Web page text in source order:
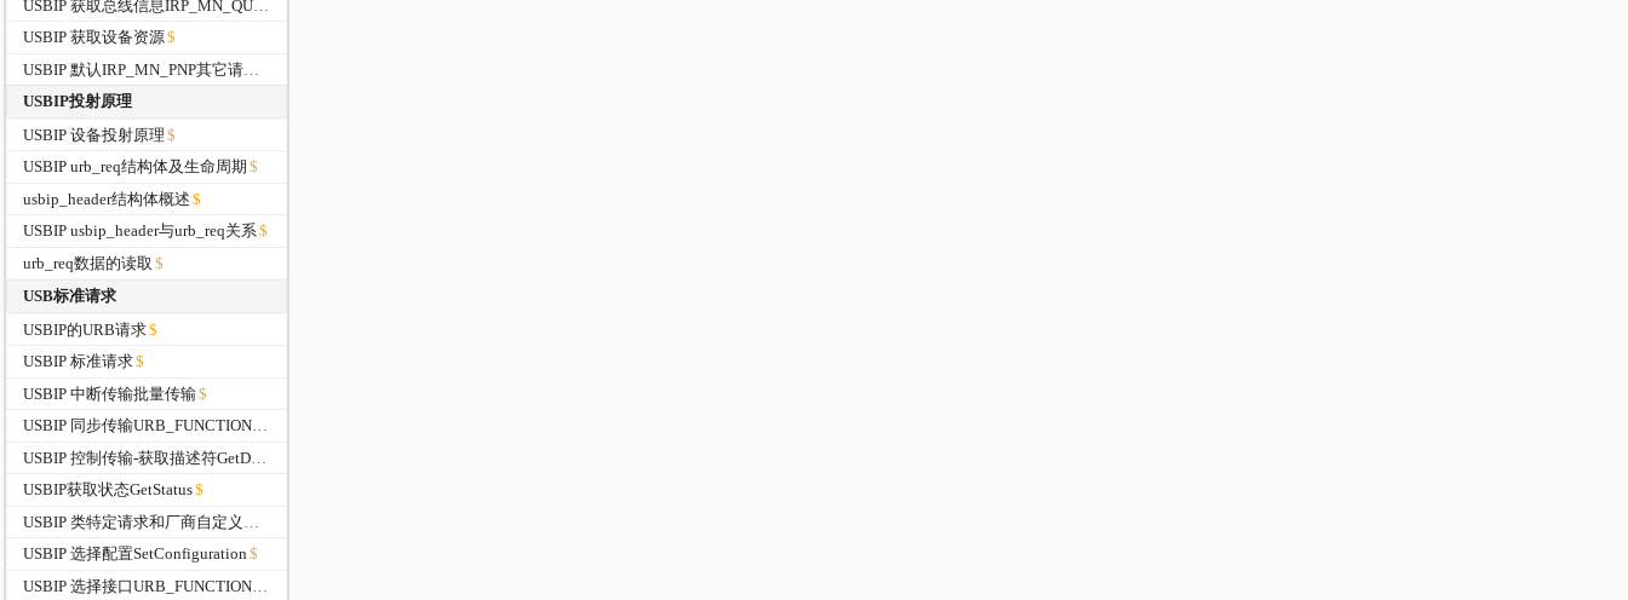
USBIP 获取设备资源
USBIP投射原理
USBIP 设备投射原理
USBIP urb_req结构体及生命周期
usbip_header结构体概述
USBIP usbip_header与urb_req关系
urb_req数据的读取
USB标准请求
USBIP的URB请求
USBIP 标准请求
USBIP 中断传输批量传输
USBIP 同步传输URB_FUNCTION_ISOCH_TRANSFER
USBIP获取状态GetStatus
USBIP 选择配置SetConfiguration